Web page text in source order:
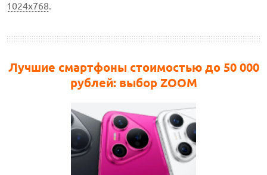
1024х768.
Лучшие смартфоны стоимостью до 50 000
рублей: выбор ZOOM